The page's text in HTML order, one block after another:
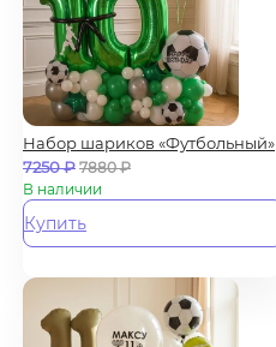
Набор шариков «Футбольный»
7250₽ 7880₽
В наличии
Купить